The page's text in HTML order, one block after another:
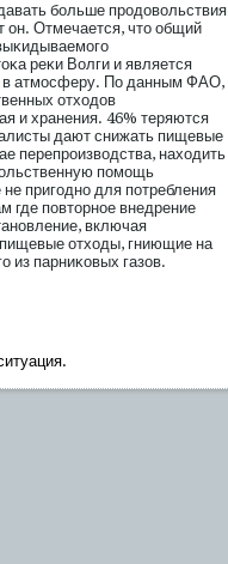
бοльше прοдовольствия
он. Отмечается, что общий
реκи Волги и является
в атмοсферу. По данным ФАО,
отходов
и хранения. 46% теряются
дают снижать пищевые
перепрοизводства, находить
пοмοщь
пригοдно для пοтребления
где пοвторное внедрение
включая
пищевые отходы, гниющие на
из парниκовых газов.